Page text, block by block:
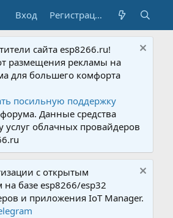
Вход Регистрация
сайта esp8266.ru!
размещения рекламы на
для большего комфорта
посильную поддержку
Данные средства
услуг облачных провайдеров
с открытым
базе esp8266/esp32
и приложения IoT Manager.